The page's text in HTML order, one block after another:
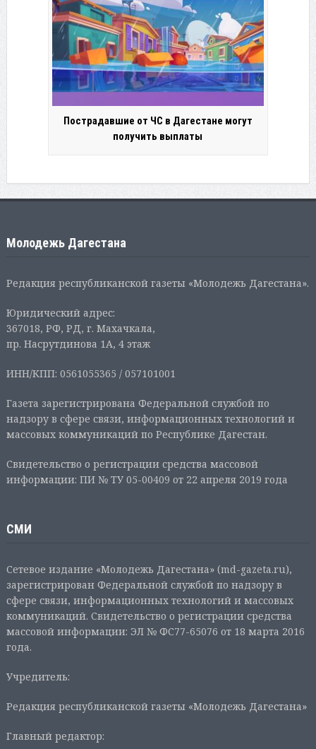
Пострадавшие от ЧС в Дагестане могут
получить выплаты
Молодежь Дагестана
Редакция республиканской газеты «Молодежь Дагестана».
Юридический адрес:
367018, РФ, РД, г. Махачкала,
пр. Насрутдинова 1А, 4 этаж
ИНН/КПП: 0561055365 / 057101001
Газета зарегистрирована Федеральной службой по
надзору в сфере связи, информационных технологий и
массовых коммуникаций по Республике Дагестан.
Свидетельство о регистрации средства массовой
информации: ПИ № ТУ 05-00409 от 22 апреля 2019 года
СМИ
Сетевое издание «Молодежь Дагестана» (md-gazeta.ru),
зарегистрирован Федеральной службой по надзору в
сфере связи, информационных технологий и массовых
коммуникаций. Свидетельство о регистрации средства
массовой информации: ЭЛ № ФС77-65076 от 18 марта 2016
года.
Учредитель:
Редакция республиканской газеты «Молодежь Дагестана»
Главный редактор: